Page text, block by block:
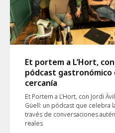
Et portem a L’Hort,
pódcast gastronómico
cercanía
Et Portem a L’Hort, con Jordi
Güell: un pódcast que celebra
través de conversaciones
reales